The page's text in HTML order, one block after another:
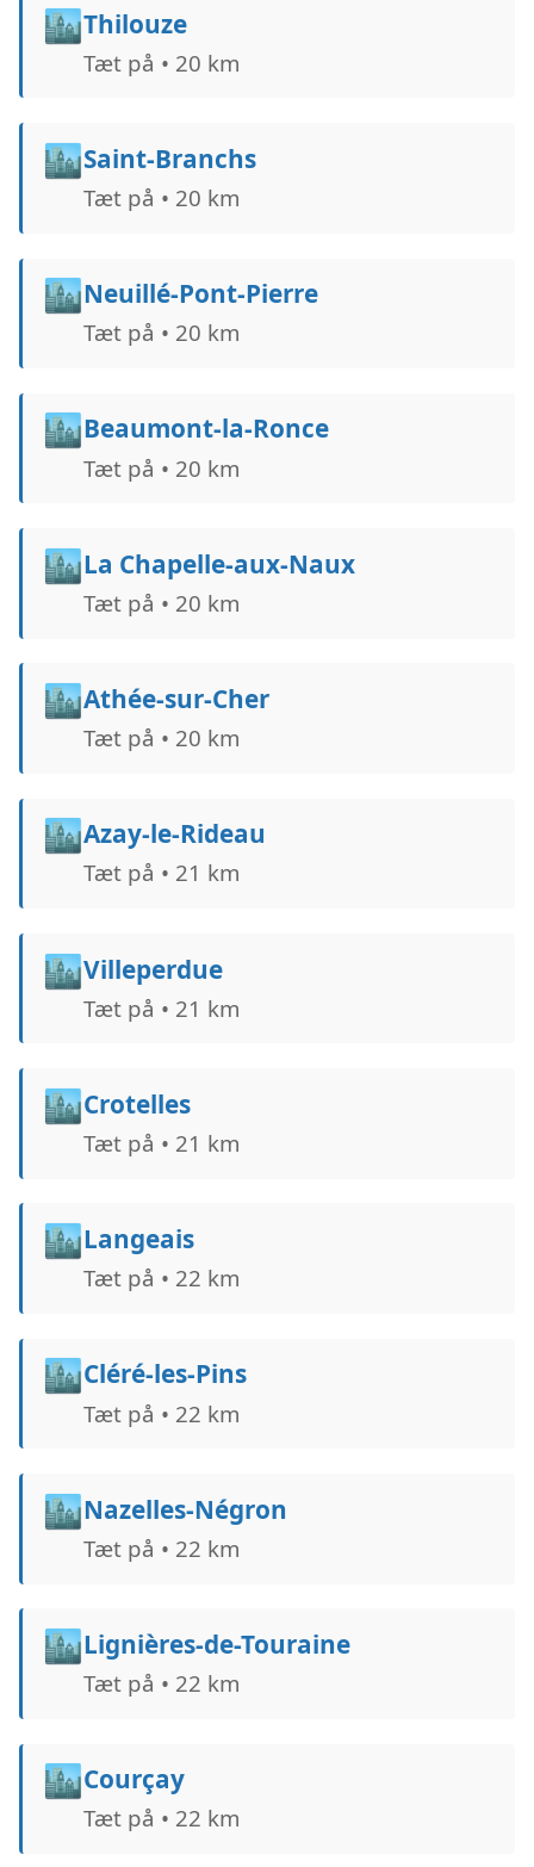
🏙️Thilouze
Tæt på • 20 km
🏙️Saint-Branchs
Tæt på • 20 km
🏙️Neuillé-Pont-Pierre
Tæt på • 20 km
🏙️Beaumont-la-Ronce
Tæt på • 20 km
🏙️La Chapelle-aux-Naux
Tæt på • 20 km
🏙️Athée-sur-Cher
Tæt på • 20 km
🏙️Azay-le-Rideau
Tæt på • 21 km
🏙️Villeperdue
Tæt på • 21 km
🏙️Crotelles
Tæt på • 21 km
🏙️Langeais
Tæt på • 22 km
🏙️Cléré-les-Pins
Tæt på • 22 km
🏙️Nazelles-Négron
Tæt på • 22 km
🏙️Lignières-de-Touraine
Tæt på • 22 km
🏙️Courçay
Tæt på • 22 km